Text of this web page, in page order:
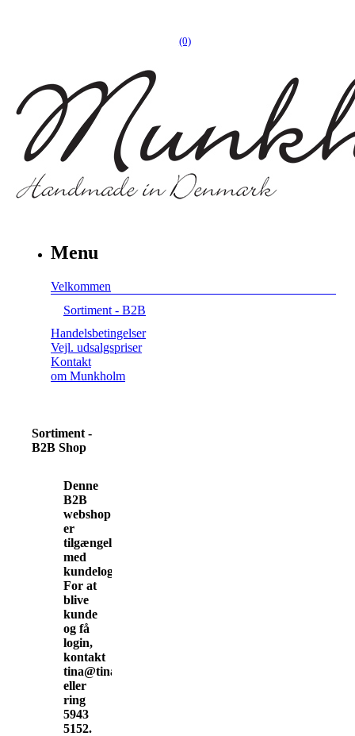
(0)
Menu
Velkommen
Sortiment - B2B
Handelsbetingelser
Vejl. udsalgspriser
Kontakt
om Munkholm
Sortiment -
B2B Shop
Denne
B2B
webshop
er
tilgængelig
med
kundelogin.
For at
blive
kunde
og få
login,
kontakt
tina@tinamunkholm.dk
eller
ring
5943
5152.